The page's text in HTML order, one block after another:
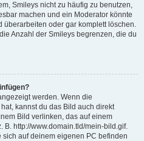
Smileys nicht zu häufig zu benutzen,
machen und ein Moderator könnte
oder gar komplett löschen.
Anzahl der Smileys begrenzen, die du
werden. Wenn die
kannst du das Bild auch direkt
Bild verlinken, das auf einem
http://www.domain.tld/mein-bild.gif.
auf deinem eigenen PC befinden